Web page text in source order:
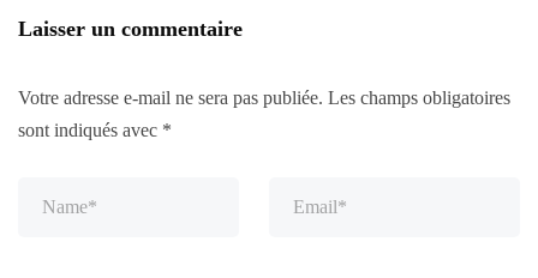
Laisser un commentaire
Votre adresse e-mail ne sera pas publiée. Les champs obligatoires
sont indiqués avec *